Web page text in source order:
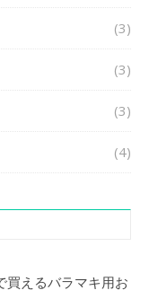
(3)
(3)
(3)
(4)
買えるバラマキ用お